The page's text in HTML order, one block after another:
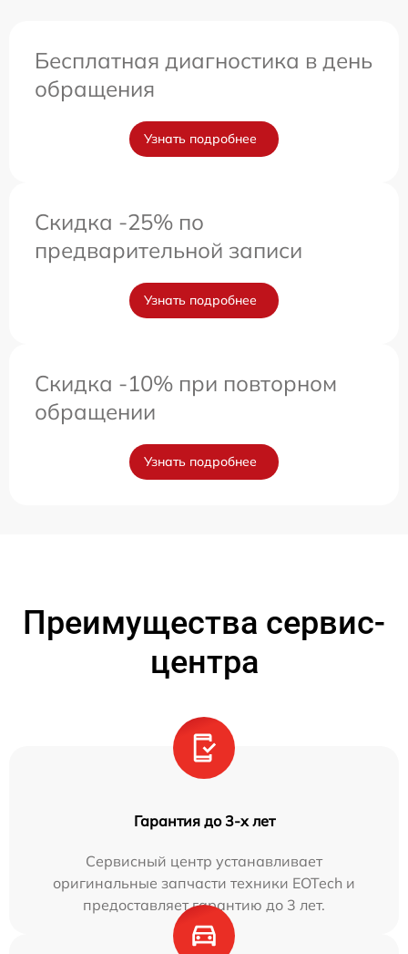
Бесплатная диагностика в день
обращения
Узнать подробнее
Скидка -25% по
предварительной записи
Узнать подробнее
Скидка -10% при повторном
обращении
Узнать подробнее
Преимущества сервис-
центра
Гарантия до 3-х лет
Сервисный центр устанавливает
оригинальные запчасти техники EOTech и
предоставляет гарантию до 3 лет.